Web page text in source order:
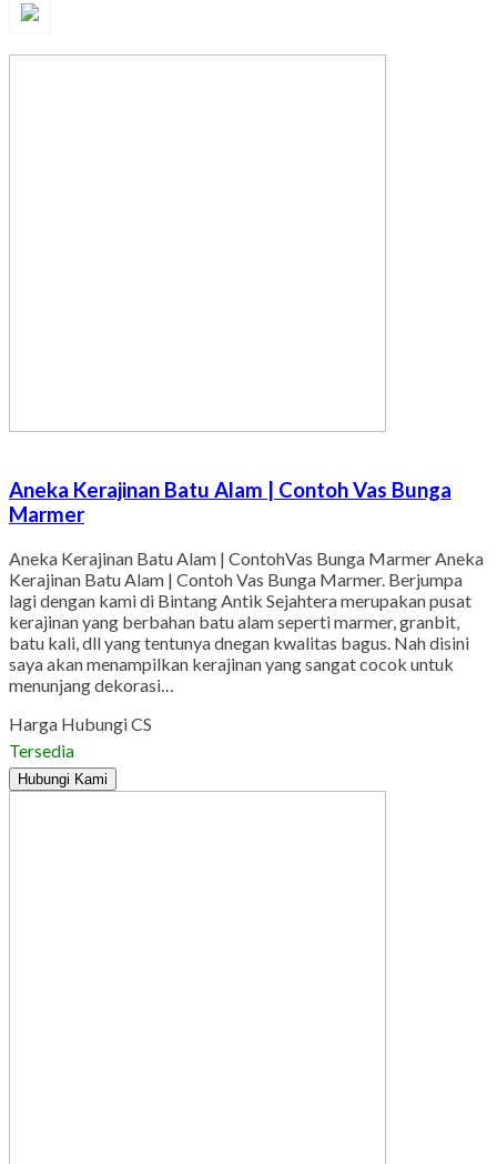
Aneka Kerajinan Batu Alam | Contoh Vas Bunga
Marmer
Aneka Kerajinan Batu Alam | ContohVas Bunga Marmer Aneka
Kerajinan Batu Alam | Contoh Vas Bunga Marmer. Berjumpa
lagi dengan kami di Bintang Antik Sejahtera merupakan pusat
kerajinan yang berbahan batu alam seperti marmer, granbit,
batu kali, dll yang tentunya dnegan kwalitas bagus. Nah disini
saya akan menampilkan kerajinan yang sangat cocok untuk
menunjang dekorasi…
Harga Hubungi CS
Tersedia
Hubungi Kami